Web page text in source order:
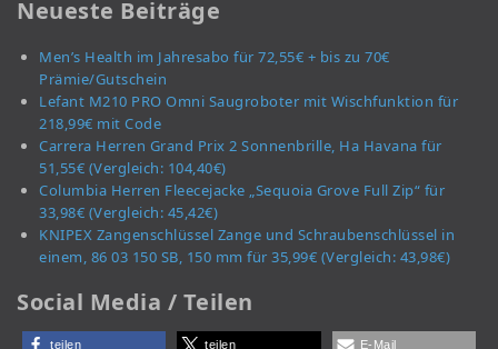
Neueste Beiträge
Men’s Health im Jahresabo für 72,55€ + bis zu 70€
Prämie/Gutschein
Lefant M210 PRO Omni Saugroboter mit Wischfunktion für
218,99€ mit Code
Carrera Herren Grand Prix 2 Sonnenbrille, Ha Havana für
51,55€ (Vergleich: 104,40€)
Columbia Herren Fleecejacke „Sequoia Grove Full Zip“ für
33,98€ (Vergleich: 45,42€)
KNIPEX Zangenschlüssel Zange und Schraubenschlüssel in
einem, 86 03 150 SB, 150 mm für 35,99€ (Vergleich: 43,98€)
Social Media / Teilen
teilen teilen E-Mail